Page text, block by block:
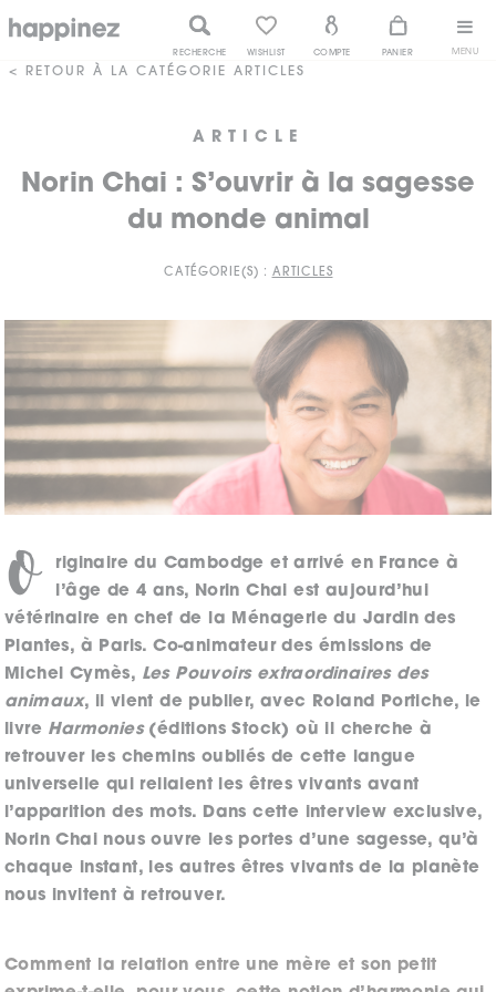
MENU
RECHERCHE WISHLIST COMPTE PANIER
< RETOUR À LA CATÉGORIE ARTICLES
ARTICLE
Norin Chai : S’ouvrir à la sagesse
du monde animal
CATÉGORIE(S) : ARTICLES
O
riginaire du Cambodge et arrivé en France à
l’âge de 4 ans, Norin Chai est aujourd’hui
vétérinaire en chef de la Ménagerie du Jardin des
Plantes, à Paris. Co-animateur des émissions de
Michel Cymès, Les Pouvoirs extraordinaires des
animaux, il vient de publier, avec Roland Portiche, le
livre Harmonies (éditions Stock) où il cherche à
retrouver les chemins oubliés de cette langue
universelle qui reliaient les êtres vivants avant
l’apparition des mots. Dans cette interview exclusive,
Norin Chai nous ouvre les portes d’une sagesse, qu’à
chaque instant, les autres êtres vivants de la planète
nous invitent à retrouver.
Comment la relation entre une mère et son petit